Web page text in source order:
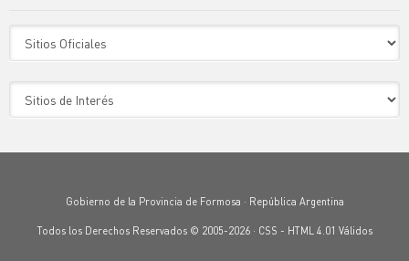
Gobierno de la Provincia de Formosa · República Argentina
Todos los Derechos Reservados © 2005-2026 · CSS - HTML 4.01 Válidos